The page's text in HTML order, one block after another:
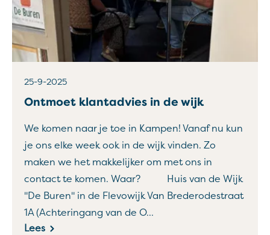
Ontmoet klantadvies in de wijk
25-9-2025
We komen naar je toe in Kampen! Vanaf nu kun
je ons elke week ook in de wijk vinden. Zo
maken we het makkelijker om met ons in
contact te komen. Waar? Huis van de Wijk
"De Buren" in de Flevowijk Van Brederodestraat
1A (Achteringang van de O...
Lees